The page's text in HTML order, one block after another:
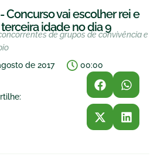
Concurso vai escolher rei e
idade no dia 9
de grupos de convivência e
de 2017
00:00